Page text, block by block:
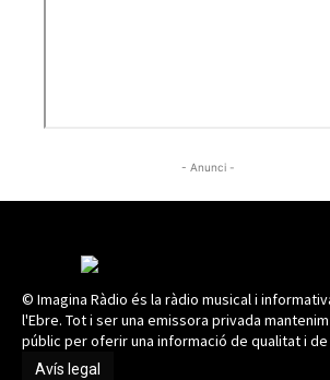
- Anunci -
© Imagina Ràdio és la ràdio musical i
l'Ebre. Tot i ser una emissora privada
públic per oferir una informació de qualitat i
Avís legal